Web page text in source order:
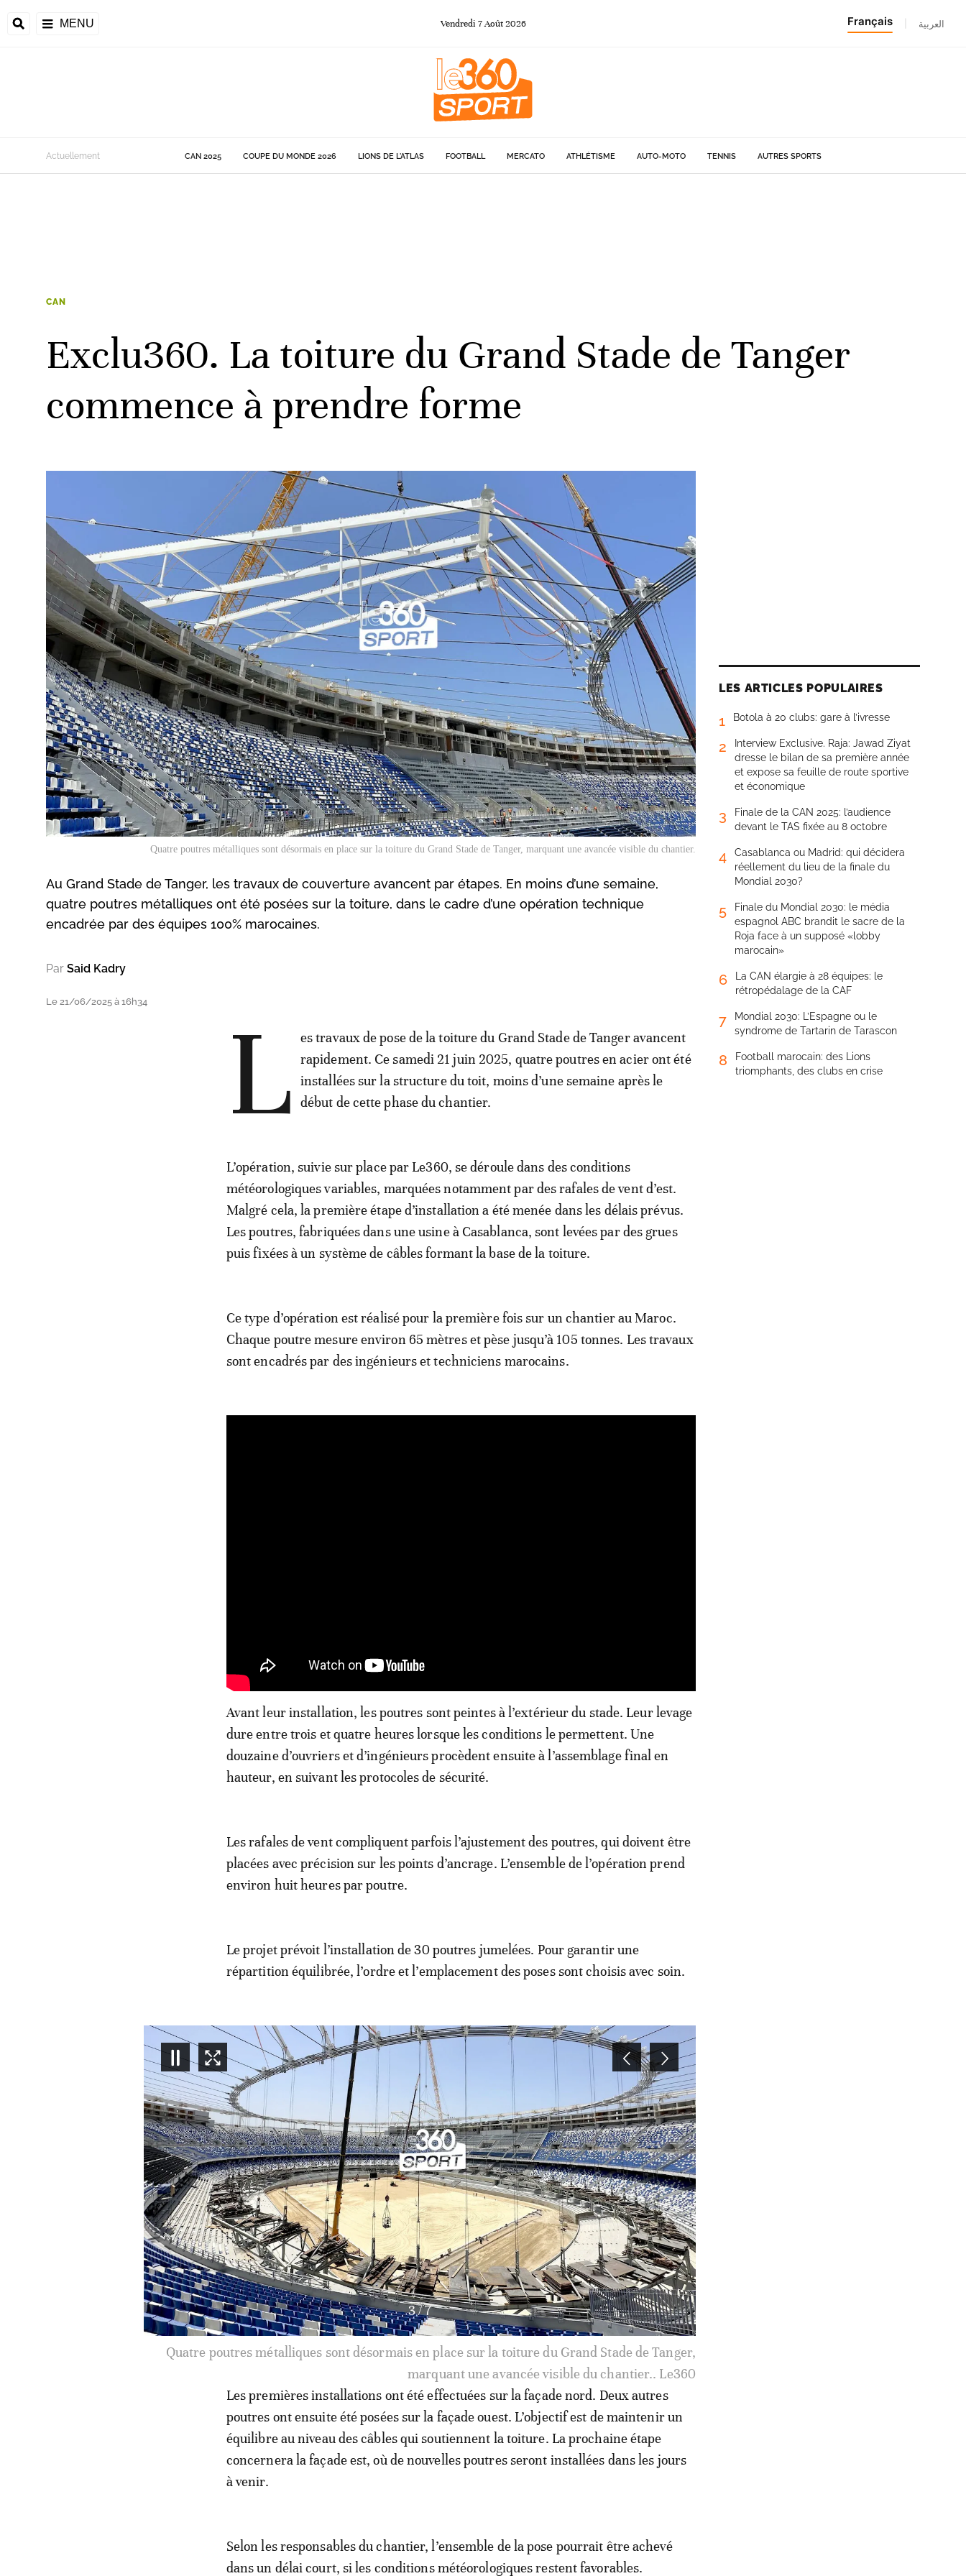
MENU Vendredi 7Août 2026 Français العربية
de la CAF
Actuellement CAN 2025 COUPE DU MONDE 2026 LIONS DE L'ATLAS FOOTBALL MERCATO ATHLÉTISME AUTO-MOTO TENNIS AUTRES SPORTS
CAN
Exclu360. La toiture du Grand Stade de Tanger
commence à prendre forme
Quatre poutres métalliques sont désormais en place sur la toiture du Grand Stade de Tanger, marquant une avancée visible du chantier.
Au Grand Stade de Tanger, les travaux de couverture avancent par étapes. En moins d’une semaine,
quatre poutres métalliques ont été posées sur la toiture, dans le cadre d’une opération technique
encadrée par des équipes 100% marocaines.
Par Said Kadry
Le 21/06/2025 à 16h34 L
es travaux de pose de la toiture du Grand Stade de Tanger avancent
rapidement. Ce samedi 21 juin 2025, quatre poutres en acier ont été
installées sur la structure du toit, moins d’une semaine après le
début de cette phase du chantier.
L’opération, suivie sur place par Le360, se déroule dans des conditions
météorologiques variables, marquées notamment par des rafales de vent d’est.
Malgré cela, la première étape d’installation a été menée dans les délais prévus.
Les poutres, fabriquées dans une usine à Casablanca, sont levées par des grues
puis fixées à un système de câbles formant la base de la toiture.
Ce type d’opération est réalisé pour la première fois sur un chantier au Maroc.
Chaque poutre mesure environ 65 mètres et pèse jusqu’à 105 tonnes. Les travaux
sont encadrés par des ingénieurs et techniciens marocains.
Avant leur installation, les poutres sont peintes à l’extérieur du stade. Leur levage
dure entre trois et quatre heures lorsque les conditions le permettent. Une
douzaine d’ouvriers et d’ingénieurs procèdent ensuite à l’assemblage final en
hauteur, en suivant les protocoles de sécurité.
Les rafales de vent compliquent parfois l’ajustement des poutres, qui doivent être
placées avec précision sur les points d’ancrage. L’ensemble de l’opération prend
environ huit heures par poutre.
Le projet prévoit l’installation de 30 poutres jumelées. Pour garantir une
répartition équilibrée, l’ordre et l’emplacement des poses sont choisis avec soin.
3/7
Quatre poutres métalliques sont désormais en place sur la toiture du Grand Stade de Tanger,
marquant une avancée visible du chantier.. Le360
Les premières installations ont été effectuées sur la façade nord. Deux autres
poutres ont ensuite été posées sur la façade ouest. L’objectif est de maintenir un
équilibre au niveau des câbles qui soutiennent la toiture. La prochaine étape
concernera la façade est, où de nouvelles poutres seront installées dans les jours
à venir.
Selon les responsables du chantier, l’ensemble de la pose pourrait être achevé
dans un délai court, si les conditions météorologiques restent favorables.
LES ARTICLES POPULAIRES
1 Botola à 20 clubs: gare à l’ivresse
2
Interview Exclusive. Raja: Jawad Ziyat
dresse le bilan de sa première année
et expose sa feuille de route sportive
et économique
3
Finale de la CAN 2025: l’audience
devant le TAS fixée au 8 octobre
4
Casablanca ou Madrid: qui décidera
réellement du lieu de la finale du
Mondial 2030?
5
Finale du Mondial 2030: le média
espagnol ABC brandit le sacre de la
Roja face à un supposé «lobby
marocain»
6
La CAN élargie à 28 équipes: le
rétropédalage de la CAF
7
Mondial 2030: L’Espagne ou le
syndrome de Tartarin de Tarascon
8
Football marocain: des Lions
triomphants, des clubs en crise